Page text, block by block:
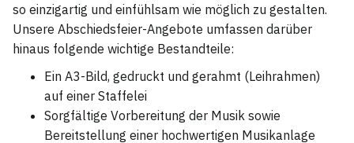
so einzigartig und einfühlsam wie möglich zu gestalten.
Unsere Abschiedsfeier-Angebote umfassen darüber
hinaus folgende wichtige Bestandteile:
Ein A3-Bild, gedruckt und gerahmt (Leihrahmen)
auf einer Staffelei
Sorgfältige Vorbereitung der Musik sowie
Bereitstellung einer hochwertigen Musikanlage